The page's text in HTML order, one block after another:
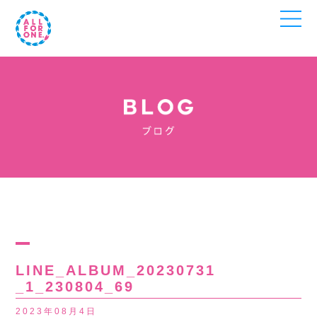
LINE_ALBUM_20230731
_1_230804_69
2023年08月4日